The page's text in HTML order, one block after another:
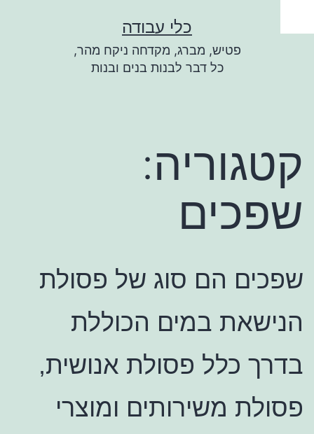
לתוכן
כלי עבודה
פטיש, מברג, מקדחה ניקח מהר,
כל דבר לבנות בנים ובנות
קטגוריה:
שפכים
שפכים הם סוג של פסולת
הנישאת במים הכוללת
בדרך כלל פסולת אנושית,
פסולת משירותים ומוצרי